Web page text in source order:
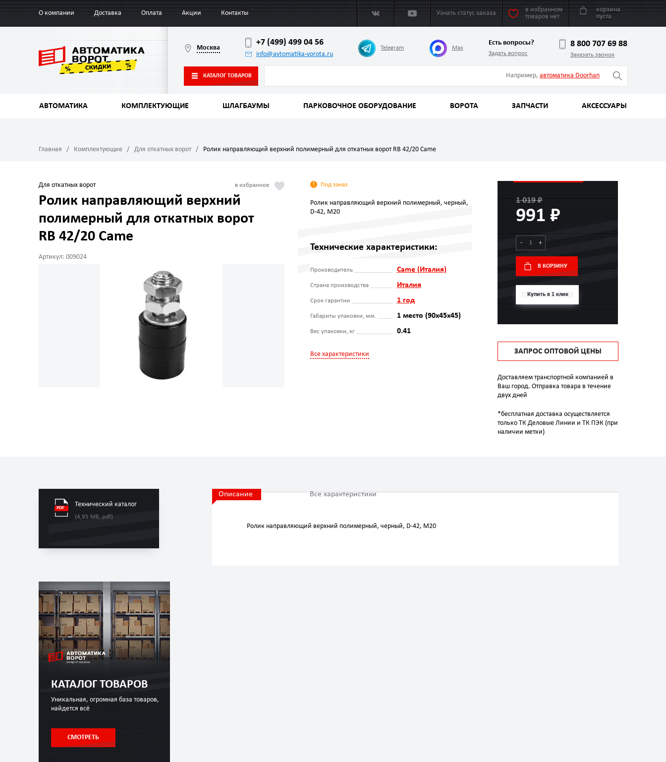
О компании Доставка Оплата Акции Контакты Узнать статус заказа
в избранном
товаров нет
корзина
пуста
Москва
+7 (499) 499 04 56
info@avtomatika-vorota.ru
Telegram Max
Есть вопросы?
Задать вопрос
8 800 707 69 88
Заказать звонок
КАТАЛОГ ТОВАРОВ Например, автоматика Doorhan
АВТОМАТИКА КОМПЛЕКТУЮЩИЕ ШЛАГБАУМЫ ПАРКОВОЧНОЕ ОБОРУДОВАНИЕ ВОРОТА ЗАПЧАСТИ АКСЕССУАРЫ
Главная Комплектующие Для откатных ворот Ролик направляющий верхний полимерный для откатных ворот RB 42/20 Came
Для откатных ворот
Ролик направляющий верхний
полимерный для откатных ворот
RB 42/20 Came
Артикул: 009024
Под заказ
Ролик направляющий верхний полимерный, черный,
D-42, М20
Технические характеристики:
Производитель Came (Италия)
Страна производства Италия
Срок гарантии 1 год
Габариты упаковки, мм. 1 место (90х45х45)
Вес упаковки, кг 0.41
Все характеристики
1 019 ₽
991 ₽
- +
В КОРЗИНУ
Купить в 1 клик
ЗАПРОС ОПТОВОЙ ЦЕНЫ
Доставляем транспортной компанией в
Ваш город. Отправка товара в течение
двух дней
*бесплатная доставка осуществляется
только ТК Деловые Линии и ТК ПЭК (при
наличии метки)
Технический каталог
(4,95 МБ, pdf)
КАТАЛОГ ТОВАРОВ
Уникальная, огромная база товаров,
найдется всё
СМОТРЕТЬ
Описание Все характеристики
Ролик направляющий верхний полимерный, черный, D-42, М20